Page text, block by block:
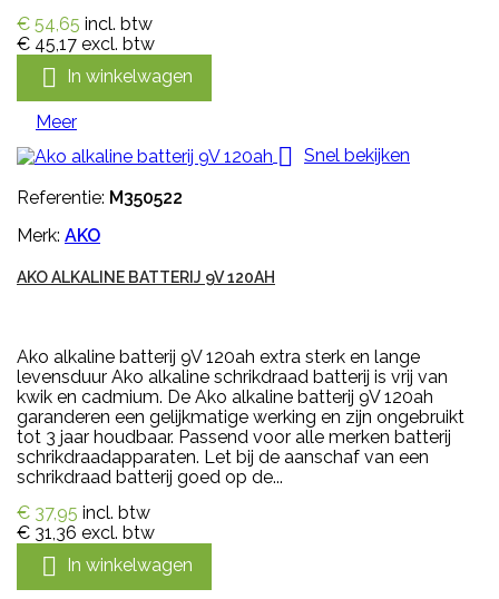
€ 54,65 incl. btw
€ 45,17 excl. btw
 In winkelwagen
Meer
 Snel bekijken
Referentie: M350522
Merk: AKO
AKO ALKALINE BATTERIJ 9V 120AH
Ako alkaline batterij 9V 120ah extra sterk en lange
levensduur Ako alkaline schrikdraad batterij is vrij van
kwik en cadmium. De Ako alkaline batterij 9V 120ah
garanderen een gelijkmatige werking en zijn ongebruikt
tot 3 jaar houdbaar. Passend voor alle merken batterij
schrikdraadapparaten. Let bij de aanschaf van een
schrikdraad batterij goed op de...
€ 37,95 incl. btw
€ 31,36 excl. btw
 In winkelwagen